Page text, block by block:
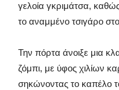
γελοία γκριμάτσα,
το αναμμένο τσιγάρο
Την πόρτα άνοιξε μια
ζόμπι, με ύφος χιλίων
σηκώνοντας το καπέλο